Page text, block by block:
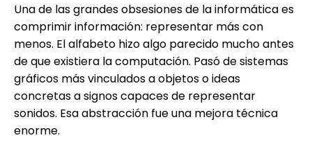
Una de las grandes obsesiones de la informática es
comprimir información: representar más con
menos. El alfabeto hizo algo parecido mucho antes
de que existiera la computación. Pasó de sistemas
gráficos más vinculados a objetos o ideas
concretas a signos capaces de representar
sonidos. Esa abstracción fue una mejora técnica
enorme.